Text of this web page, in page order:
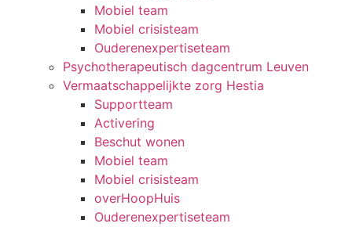
Mobiel team
Mobiel crisisteam
Ouderenexpertiseteam
Psychotherapeutisch dagcentrum Leuven
Vermaatschappelijkte zorg Hestia
Supportteam
Activering
Beschut wonen
Mobiel team
Mobiel crisisteam
overHoopHuis
Ouderenexpertiseteam